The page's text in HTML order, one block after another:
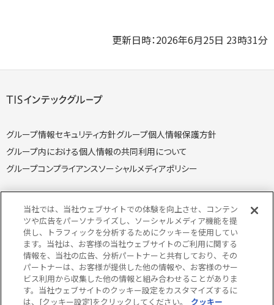
更新日時：2026年6月25日 23時31分
グループ情報セキュリティ方針グループ個人情報保護方針
グループ内における個人情報の共同利用について
グループコンプライアンスソーシャルメディアポリシー
個人情報保護方針個人情報の取り扱いについて
クッキー（Cookie）ポリシー情報セキュリティ方針
特定個人情報取り扱い方針特定個人情報の取り扱いについて
当サイトのご利用にあたってサイトマップ
当社では、当社ウェブサイトでの体験を向上させ、コンテン
ツや広告をパーソナライズし、ソーシャルメディア機能を提
供し、トラフィックを分析するためにクッキーを使用してい
ます。当社は、お客様の当社ウェブサイトのご利用に関する
情報を、当社の広告、分析パートナーと共有しており、その
パートナーは、お客様が提供した他の情報や、お客様のサー
ビス利用から収集した他の情報と組み合わせることがありま
す。当社ウェブサイトのクッキー設定をカスタマイズするに
は、[クッキー設定]をクリックしてください。
クッキー